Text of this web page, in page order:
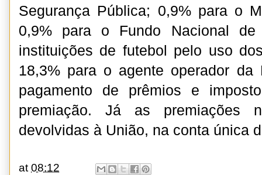
Segurança Pública; 0,9% para o
0,9% para o Fundo Nacional de
instituições de futebol pelo uso
18,3% para o agente operador
pagamento de prêmios e
premiação. Já as premiações
devolvidas à União, na conta única
at08:12